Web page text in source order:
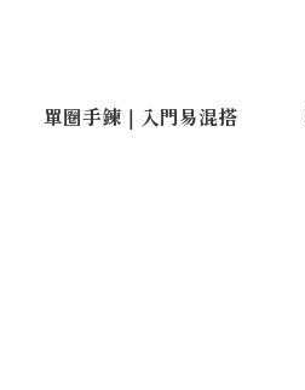
單圈手鍊｜入門易混搭